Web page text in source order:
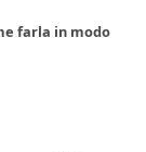
farla in modo